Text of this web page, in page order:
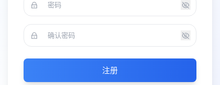
注册